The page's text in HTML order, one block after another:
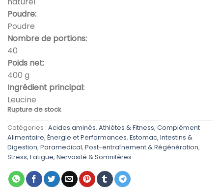
Poudre:
Poudre
Nombre de portions:
40
Poids net:
400 g
Ingrédient principal:
Leucine
Rupture de stock
Catégories : Acides aminés, Athlètes & Fitness, Complément
Alimentaire, Énergie et Performances, Estomac, Intestins &
Digestion, Paramedical, Post-entraînement & Régénération,
Stress, Fatigue, Nervosité & Somnifères